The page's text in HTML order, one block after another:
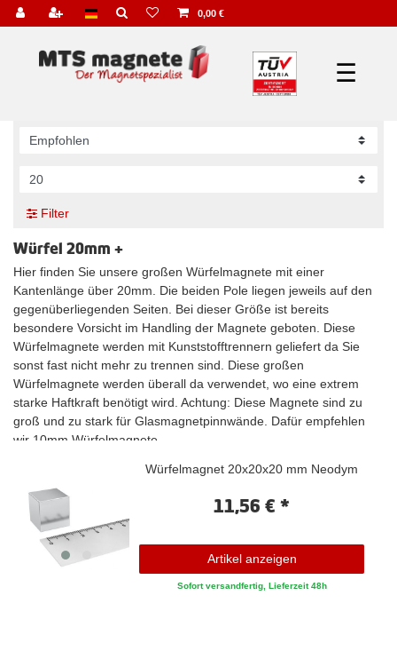
0,00 €
☰
Filter
Würfel 20mm +
Hier finden Sie unsere großen Würfelmagnete mit einer
Kantenlänge über 20mm. Die beiden Pole liegen jeweils auf den
gegenüberliegenden Seiten. Bei dieser Größe ist bereits
besondere Vorsicht im Handling der Magnete geboten. Diese
Würfelmagnete werden mit Kunststofftrennern geliefert da Sie
sonst fast nicht mehr zu trennen sind. Diese großen
Würfelmagnete werden überall da verwendet, wo eine extrem
starke Haftkraft benötigt wird. Achtung: Diese Magnete sind zu
groß und zu stark für Glasmagnetpinnwände. Dafür empfehlen
wir 10mm Würfelmagnete.
Würfelmagnet 20x20x20 mm Neodym
11,56 € *
Artikel anzeigen
Sofort versandfertig, Lieferzeit 48h